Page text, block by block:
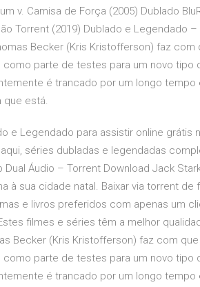
v. Camisa de Força (2005) Dublado
Torrent (2019) Dublado e Legendado
Becker (Kris Kristofferson) faz com
parte de testes para um novo tipo
é trancado por um longo tempo
que está.
e Legendado para assistir online grátis
séries dubladas e legendadas
Dual Áudio – Torrent Download Jack
à sua cidade natal. Baixar via torrent de
e livros preferidos com apenas um
filmes e séries têm a melhor
Becker (Kris Kristofferson) faz com
parte de testes para um novo tipo
é trancado por um longo tempo